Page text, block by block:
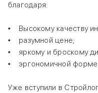
благодаря:
• Высокому качеству
• разумной цене;
• яркому и броскому
• эргономичной форме
Уже вступили в